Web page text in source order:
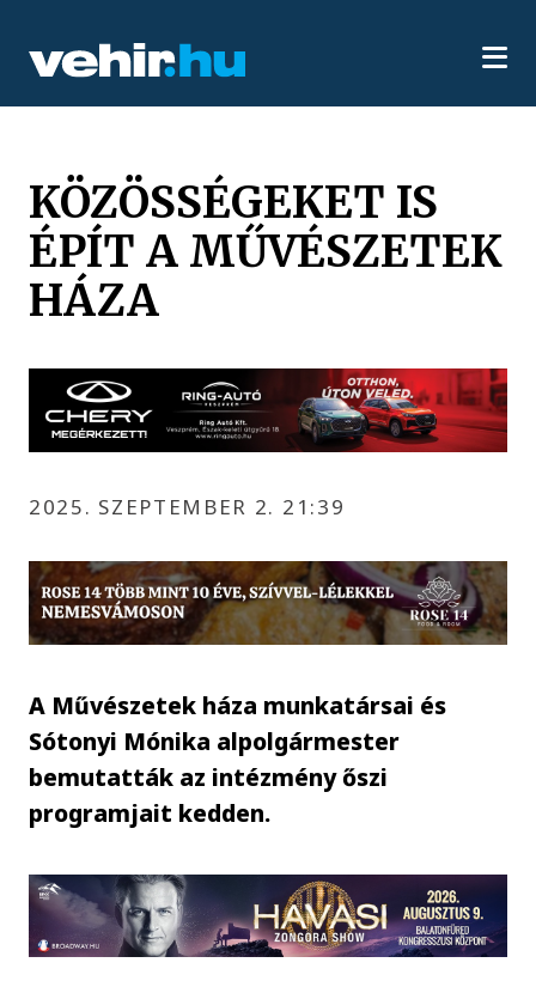
KÖZÖSSÉGEKET IS
ÉPÍT A MŰVÉSZETEK
HÁZA
2025. SZEPTEMBER 2. 21:39
A Művészetek háza munkatársai és
Sótonyi Mónika alpolgármester
bemutatták az intézmény őszi
programjait kedden.